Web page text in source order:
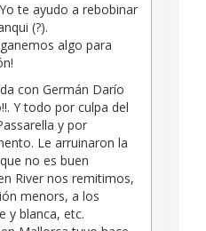
te ayudo a rebobinar
(?).
algo para
con Germán Darío
Y todo por culpa del
y por
Le arruinaron la
no es buen
River nos remitimos,
menors, a los
y blanca, etc.